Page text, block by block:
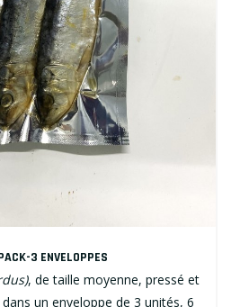
3 ENVELOPPES
, de taille moyenne, pressé et
un enveloppe de 3 unités, 6